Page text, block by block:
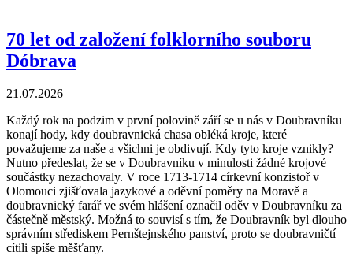
70 let od založení folklorního souboru
Dóbrava
21.07.2026
Každý rok na podzim v první polovině září se u nás v Doubravníku
konají hody, kdy doubravnická chasa obléká kroje, které
považujeme za naše a všichni je obdivují. Kdy tyto kroje vznikly?
Nutno předeslat, že se v Doubravníku v minulosti žádné krojové
součástky nezachovaly. V roce 1713-1714 církevní konzistoř v
Olomouci zjišťovala jazykové a oděvní poměry na Moravě a
doubravnický farář ve svém hlášení označil oděv v Doubravníku za
částečně městský. Možná to souvisí s tím, že Doubravník byl dlouho
správním střediskem Pernštejnského panství, proto se doubravničtí
cítili spíše měšťany.